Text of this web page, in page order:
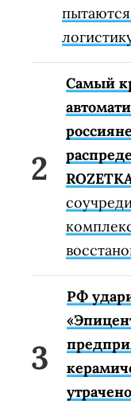
Самый
РФ
утрачено